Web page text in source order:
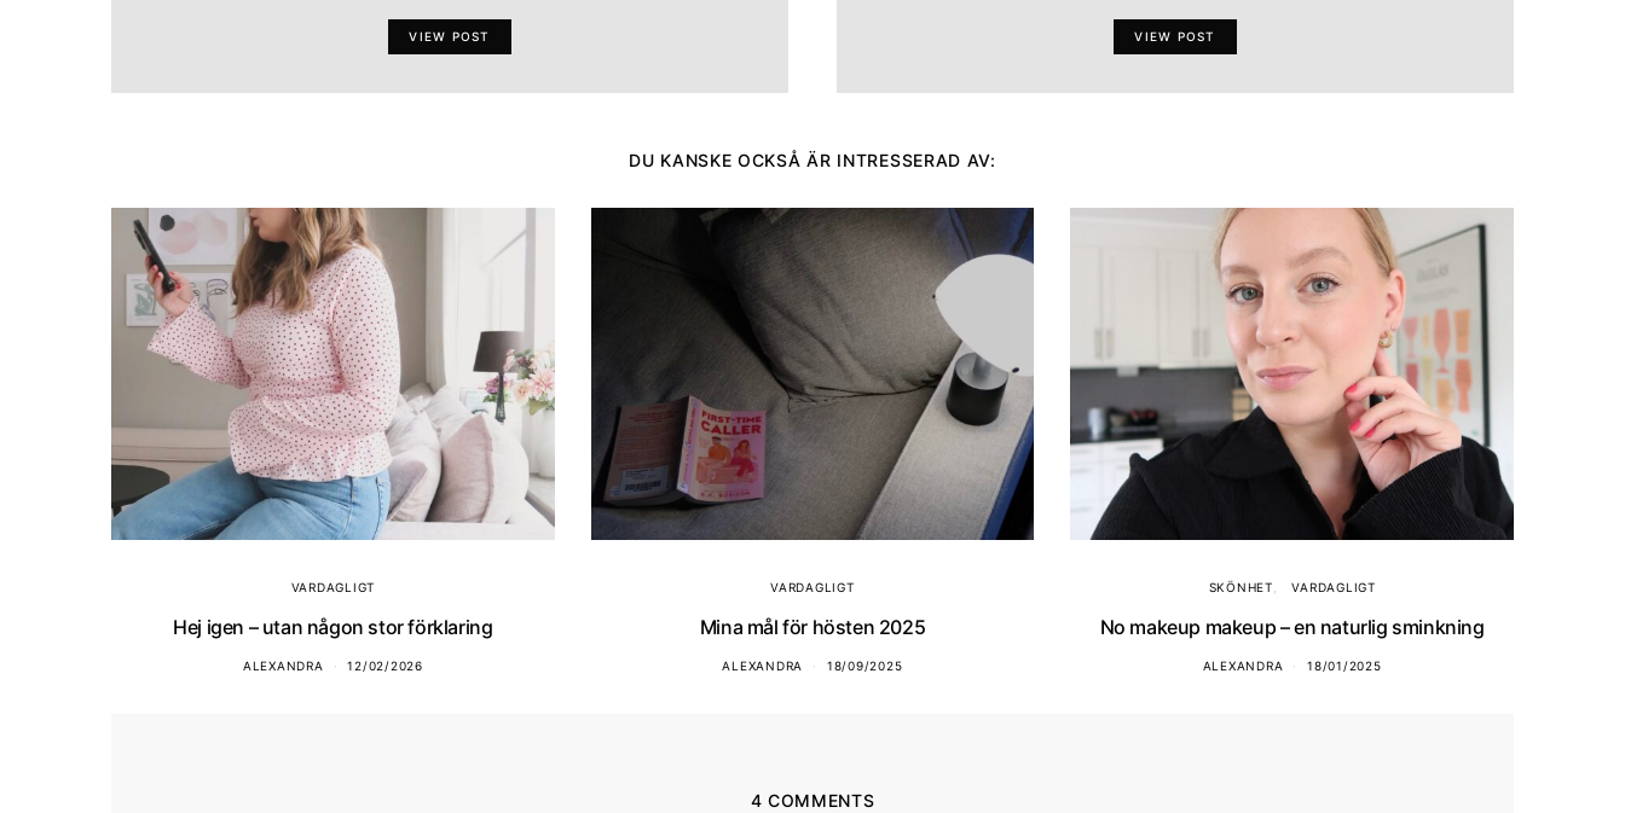
VIEW POST VIEW POST
DU KANSKE OCKSÅ ÄR INTRESSERAD AV:
VARDAGLIGT
Hej igen – utan någon stor förklaring
ALEXANDRA 12/02/2026
VARDAGLIGT
Mina mål för hösten 2025
ALEXANDRA 18/09/2025
SKÖNHET VARDAGLIGT
No makeup makeup – en naturlig sminkning
ALEXANDRA 18/01/2025
4 COMMENTS